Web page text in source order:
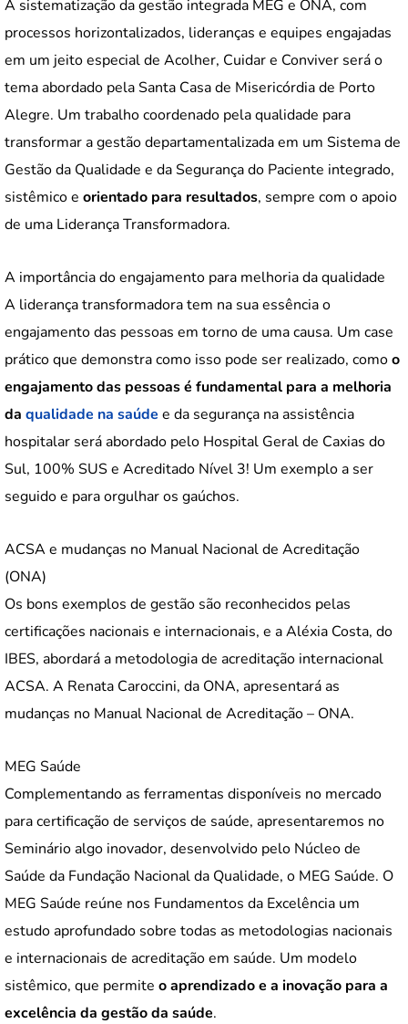
A sistematização da gestão integrada MEG e ONA, com
processos horizontalizados, lideranças e equipes engajadas
em um jeito especial de Acolher, Cuidar e Conviver será o
tema abordado pela Santa Casa de Misericórdia de Porto
Alegre. Um trabalho coordenado pela qualidade para
transformar a gestão departamentalizada em um Sistema de
Gestão da Qualidade e da Segurança do Paciente integrado,
sistêmico e orientado para resultados, sempre com o apoio
de uma Liderança Transformadora.
A importância do engajamento para melhoria da qualidade
A liderança transformadora tem na sua essência o
engajamento das pessoas em torno de uma causa. Um case
prático que demonstra como isso pode ser realizado, comoo
engajamento das pessoas é fundamental para a melhoria
da qualidade na saúde e da segurança na assistência
hospitalar será abordado pelo Hospital Geral de Caxias do
Sul, 100% SUS e Acreditado Nível 3! Um exemplo a ser
seguido e para orgulhar os gaúchos.
ACSA e mudanças no Manual Nacional de Acreditação
(ONA)
Os bons exemplos de gestão são reconhecidos pelas
certificações nacionais e internacionais, e a Aléxia Costa, do
IBES, abordará a metodologia de acreditação internacional
ACSA. A Renata Caroccini, da ONA, apresentará as
mudanças no Manual Nacional de Acreditação – ONA.
MEG Saúde
Complementando as ferramentas disponíveis no mercado
para certificação de serviços de saúde, apresentaremos no
Seminário algo inovador, desenvolvido pelo Núcleo de
Saúde da Fundação Nacional da Qualidade, o MEG Saúde. O
MEG Saúde reúne nos Fundamentos da Excelência um
estudo aprofundado sobre todas as metodologias nacionais
e internacionais de acreditação em saúde. Um modelo
sistêmico, que permite o aprendizado e a inovação para a
excelência da gestão da saúde.